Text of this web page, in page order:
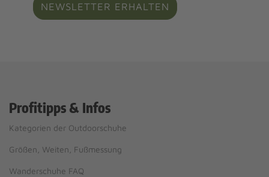
NEWSLETTER ERHALTEN
Profitipps & Infos
Kategorien der Outdoorschuhe
Größen, Weiten, Fußmessung
Wanderschuhe FAQ